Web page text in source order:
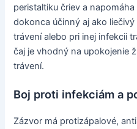
peristaltiku čriev a
dokonca účinný aj ako
trávení alebo pri inej infekcii
čaj je vhodný na upokojenie
trávení.
Boj proti infekciám a
Zázvor má protizápalové,